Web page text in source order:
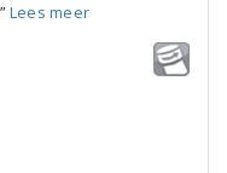
Lees meer